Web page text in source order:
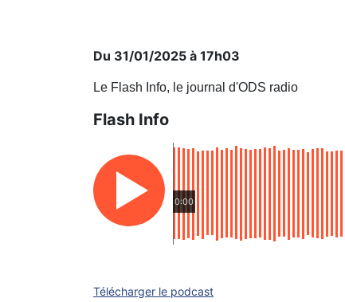
Du 31/01/2025 à 17h03
Le Flash Info, le journal d'ODS radio
Flash Info
0:00
Télécharger le podcast